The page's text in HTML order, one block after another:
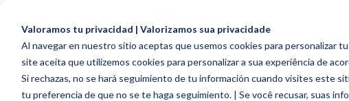
Valoramos tu privacidad | Valorizamos sua privacidade
Al navegar en nuestro sitio aceptas que usemos cookies para personalizar
site aceita que utilizemos cookies para personalizar a sua experiência de
Si rechazas, no se hará seguimiento de tu información cuando visites este
tu preferencia de que no se te haga seguimiento. | Se você recusar, suas